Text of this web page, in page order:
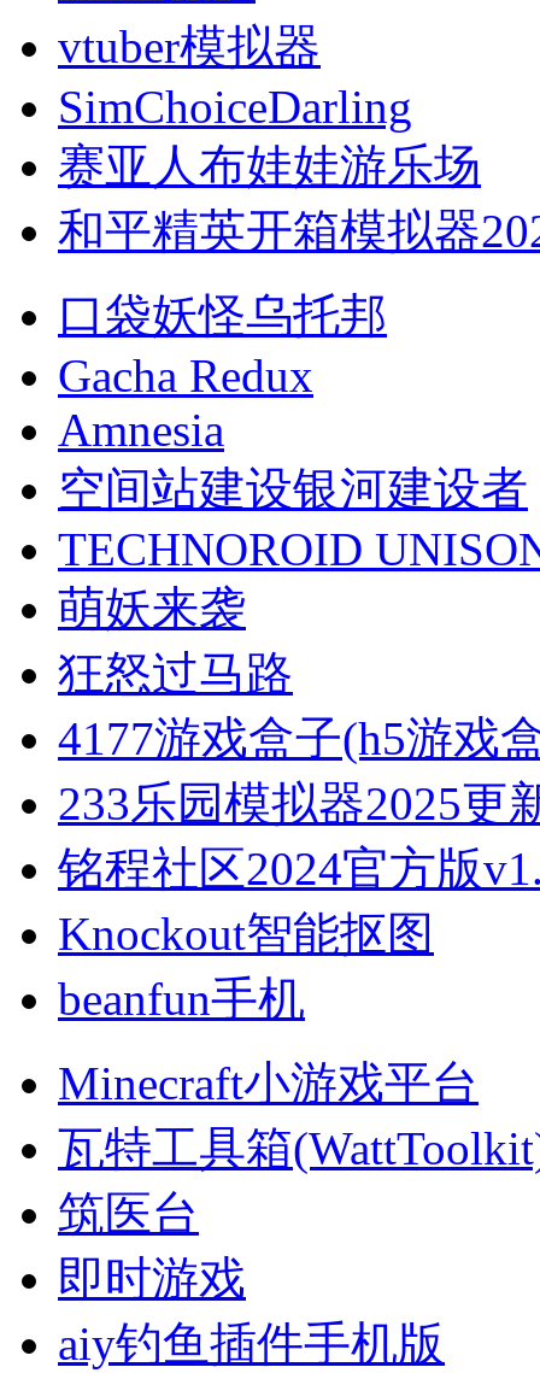
vtuber模拟器
SimChoiceDarling
赛亚人布娃娃游乐场
和平精英开箱模拟器
口袋妖怪乌托邦
Gacha Redux
Amnesia
空间站建设银河建设者
TECHNOROID
萌妖来袭
狂怒过马路
4177游戏盒子(h5游戏
233乐园模拟器2025更
铭程社区2024官方版
Knockout智能抠图
beanfun手机
Minecraft小游戏平台
瓦特工具箱
筑医台
即时游戏
aiy钓鱼插件手机版